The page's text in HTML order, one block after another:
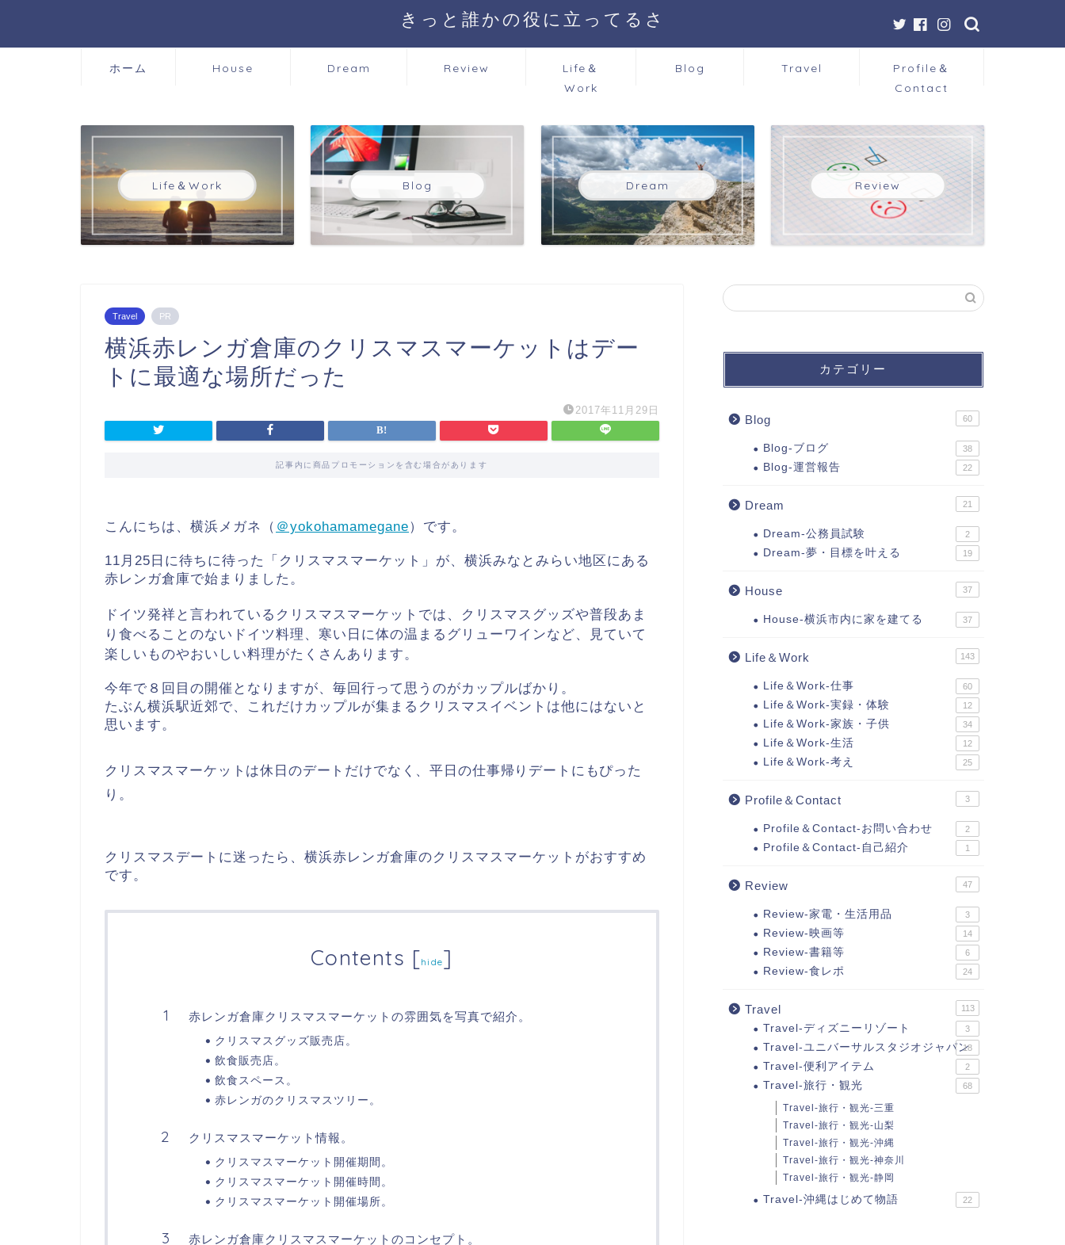
きっと誰かの役に立ってるさ
ホーム House Dream Review
Life＆
Work
Blog Travel
Profile＆
Contact
Life＆Work Blog Dream Review
Travel PR
横浜赤レンガ倉庫のクリスマスマーケットはデー
トに最適な場所だった
2017年11月29日
記事内に商品プロモーションを含む場合があります
こんにちは、横浜メガネ（ ＠yokohamamegane）です。
11月25日に待ちに待った「クリスマスマーケット」が、横浜みなとみらい地区にある
赤レンガ倉庫で始まりました。
ドイツ発祥と言われているクリスマスマーケットでは、クリスマスグッズや普段あま
り食べることのないドイツ料理、寒い日に体の温まるグリューワインなど、見ていて
楽しいものやおいしい料理がたくさんあります。
今年で８回目の開催となりますが、毎回行って思うのがカップルばかり。
たぶん横浜駅近郊で、これだけカップルが集まるクリスマスイベントは他にはないと
思います。
クリスマスマーケットは休日のデートだけでなく、平日の仕事帰りデートにもぴった
り。
クリスマスデートに迷ったら、横浜赤レンガ倉庫のクリスマスマーケットがおすすめ
です。
Contents [hide]
赤レンガ倉庫クリスマスマーケットの雰囲気を写真で紹介。
クリスマスグッズ販売店。
飲食販売店。
飲食スペース。
赤レンガのクリスマスツリー。
クリスマスマーケット情報。
クリスマスマーケット開催期間。
クリスマスマーケット開催時間。
クリスマスマーケット開催場所。
赤レンガ倉庫クリスマスマーケットのコンセプト。
カテゴリー
Blog 60
Blog-ブログ 38
Blog-運営報告 22
Dream 21
Dream-公務員試験 2
Dream-夢・目標を叶える 19
House 37
House-横浜市内に家を建てる 37
Life＆Work 143
Life＆Work-仕事 60
Life＆Work-実録・体験 12
Life＆Work-家族・子供 34
Life＆Work-生活 12
Life＆Work-考え 25
Profile＆Contact 3
Profile＆Contact-お問い合わせ 2
Profile＆Contact-自己紹介 1
Review 47
Review-家電・生活用品 3
Review-映画等 14
Review-書籍等 6
Review-食レポ 24
Travel 113
Travel-ディズニーリゾート 3
Travel-ユニバーサルスタジオジャパン
18
Travel-便利アイテム 2
Travel-旅行・観光 68
Travel-旅行・観光-三重
Travel-旅行・観光-山梨
Travel-旅行・観光-沖縄
Travel-旅行・観光-神奈川
Travel-旅行・観光-静岡
Travel-沖縄はじめて物語 22